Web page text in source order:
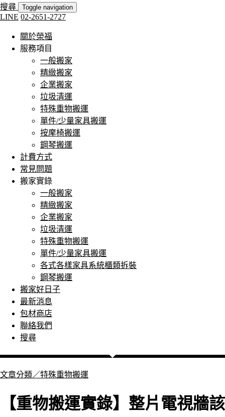
搜尋 Toggle navigation
LINE 02-2651-2727
關於榮福
服務項目
一般搬家
精緻搬家
企業搬家
垃圾清運
特殊重物搬運
單件/少量家具搬運
按摩椅搬運
鋼琴搬運
計費方式
常見問題
搬家實錄
一般搬家
精緻搬家
企業搬家
垃圾清運
特殊重物搬運
單件/少量家具搬運
各式各樣家具系統櫃類拆裝
鋼琴搬運
搬家好日子
最新消息
包材商店
聯絡我們
搜尋
文章分類／特殊重物搬運
【重物搬運實錄】整片電視牆該